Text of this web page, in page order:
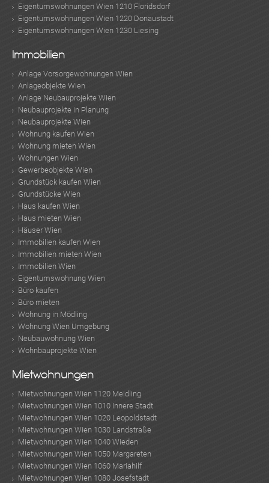
Eigentumswohnungen Wien 1210 Floridsdorf
Eigentumswohnungen Wien 1220 Donaustadt
Eigentumswohnungen Wien 1230 Liesing
Immobilien
Anlage Vorsorgewohnungen Wien
Anlageobjekte Wien
Anlage Neubauprojekte Wien
Neubauprojekte in Planung
Neubauprojekte Wien
Wohnung kaufen Wien
Wohnung mieten Wien
Wohnungen Wien
Gewerbeobjekte Wien
Grundstück kaufen Wien
Grundstücke Wien
Haus kaufen Wien
Haus mieten Wien
Häuser Wien
Immobilien kaufen Wien
Immobilien mieten Wien
Immobilien Wien
Eigentumswohnung Wien
Büro kaufen
Büro mieten
Wohnung in Mödling
Wohnung Wien Umgebung
Neubauwohnung Wien
Wohnbauprojekte Wien
Mietwohnungen
Mietwohnungen Wien 1120 Meidling
Mietwohnungen Wien 1010 Innere Stadt
Mietwohnungen Wien 1020 Leopoldstadt
Mietwohnungen Wien 1030 Landstraße
Mietwohnungen Wien 1040 Wieden
Mietwohnungen Wien 1050 Margareten
Mietwohnungen Wien 1060 Mariahilf
Mietwohnungen Wien 1080 Josefstadt